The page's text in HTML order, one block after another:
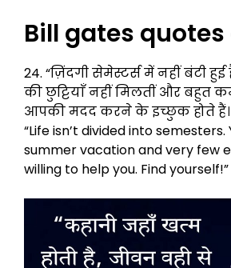
Bill gates quotes
24. “ज़िंदगी सेमेस्टर्स में नहीं बंटी हुई
की छुट्टियाँ नहीं मिलतीं और बहुत
आपकी मदद करने के इच्छुक होते हैं।
“Life isn’t divided into semesters.
summer vacation and very few
willing to help you. Find yourself!”